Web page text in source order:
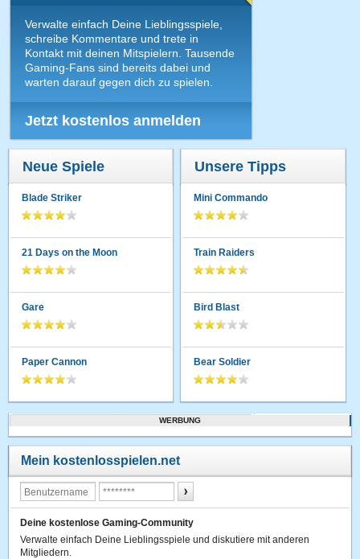
Verwalte einfach Deine Lieblingsspiele,
schreibe Kommentare und trete in
Kontakt mit deinen Mitspielern. Tausende
Gaming-Fans sind bereits dabei und
warten darauf gegen dich zu spielen.
Jetzt kostenlos anmelden
Neue Spiele
Blade Striker
21 Days on the Moon
Gare
Paper Cannon
Unsere Tipps
Mini Commando
Train Raiders
Bird Blast
Bear Soldier
WERBUNG
Mein kostenlosspielen.net
Deine kostenlose Gaming-Community
Verwalte einfach Deine Lieblingsspiele und diskutiere mit anderen
Mitgliedern.